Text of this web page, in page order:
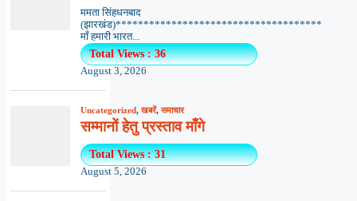
ममता सिंहधनबाद
(झारखंड)*************************************
माँ हमारी भारत...
Total Views : 36
August 3, 2026
Uncategorized,खबरें,समाचार
सम्मानों हेतु प्रस्ताव माँगे
Total Views : 31
August 5, 2026